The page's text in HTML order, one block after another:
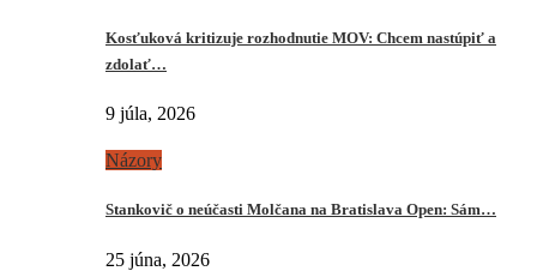
Kosťuková kritizuje rozhodnutie MOV: Chcem nastúpiť a
zdolať…
9 júla, 2026
Názory
Stankovič o neúčasti Molčana na Bratislava Open: Sám…
25 júna, 2026